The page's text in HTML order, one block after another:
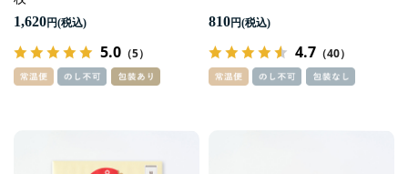
1,620円
5.0 （5）
810円
4.7 （40）